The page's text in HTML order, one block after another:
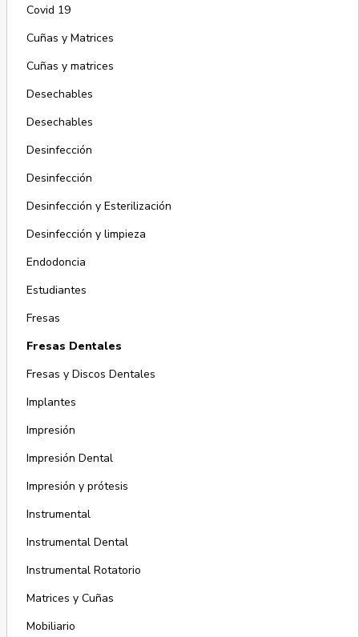
Covid 19
Cuñas y Matrices
Cuñas y matrices
Desechables
Desechables
Desinfección
Desinfección
Desinfección y Esterilización
Desinfección y limpieza
Endodoncia
Estudiantes
Fresas
Fresas Dentales
Fresas y Discos Dentales
Implantes
Impresión
Impresión Dental
Impresión y prótesis
Instrumental
Instrumental Dental
Instrumental Rotatorio
Matrices y Cuñas
Mobiliario